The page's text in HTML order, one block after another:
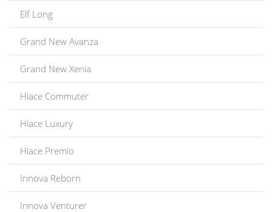
Elf Long
Grand New Avanza
Grand New Xenia
Hiace Commuter
Hiace Luxury
Hiace Premio
Innova Reborn
Innova Venturer